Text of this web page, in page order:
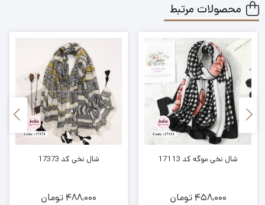
محصولات مرتبط
شال نخی موگه کد 17113
458,000 تومان
شال نخی کد 17373
488,000 تومان